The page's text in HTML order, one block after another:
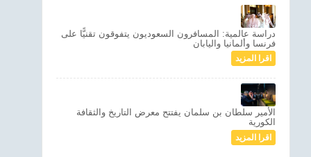
دراسة عالمية: المسافرون السعوديون يتفوقون تقنيًّا على
فرنسا وألمانيا واليابان
اقرا المزيد
الأمير سلطان بن سلمان يفتتح معرض التاريخ والثقافة
الكورية
اقرا المزيد